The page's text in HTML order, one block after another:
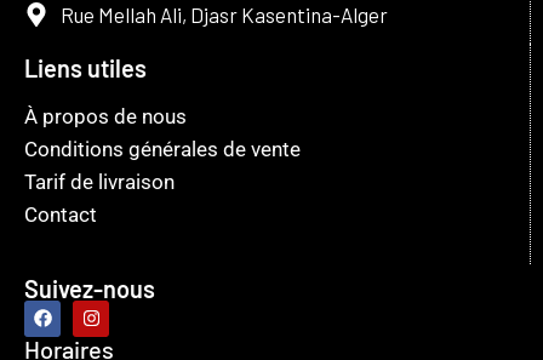
Rue Mellah Ali, Djasr Kasentina-Alger
Liens utiles
À propos de nous
Conditions générales de vente
Tarif de livraison
Contact
Suivez-nous
Horaires